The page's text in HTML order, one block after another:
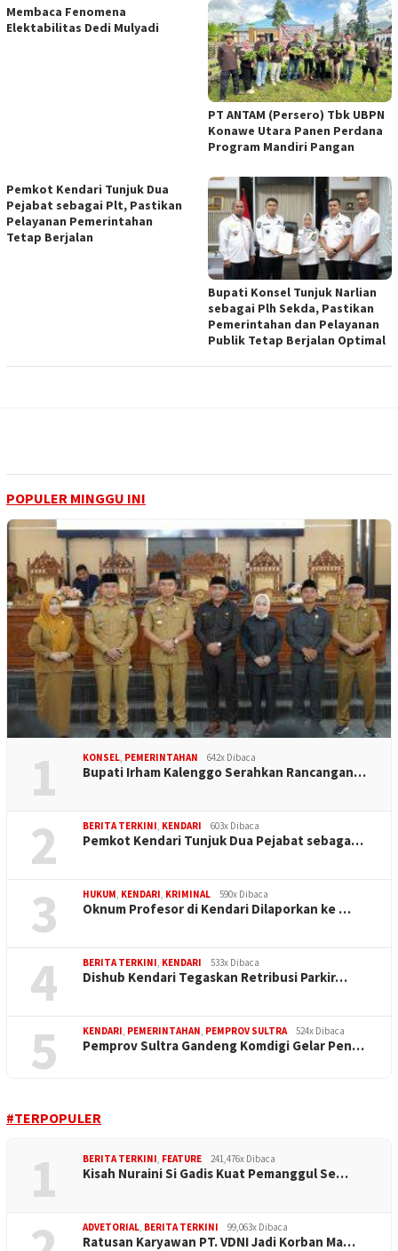
Membaca Fenomena
Elektabilitas Dedi Mulyadi
PT ANTAM (Persero) Tbk UBPN
Konawe Utara Panen Perdana
Program Mandiri Pangan
Pemkot Kendari Tunjuk Dua
Pejabat sebagai Plt, Pastikan
Pelayanan Pemerintahan
Tetap Berjalan
Bupati Konsel Tunjuk Narlian
sebagai Plh Sekda, Pastikan
Pemerintahan dan Pelayanan
Publik Tetap Berjalan Optimal
POPULER MINGGU INI
1 KONSEL PEMERINTAHAN 642x Dibaca
Bupati Irham Kalenggo Serahkan Rancangan…
2 BERITA TERKINI KENDARI 603x Dibaca
Pemkot Kendari Tunjuk Dua Pejabat sebaga…
3 HUKUM KENDARI KRIMINAL 590x Dibaca
Oknum Profesor di Kendari Dilaporkan ke …
4 BERITA TERKINI KENDARI 533x Dibaca
Dishub Kendari Tegaskan Retribusi Parkir…
5 KENDARI PEMERINTAHAN PEMPROV SULTRA 524x Dibaca
Pemprov Sultra Gandeng Komdigi Gelar Pen…
#TERPOPULER
1 BERITA TERKINI FEATURE 241,476x Dibaca
Kisah Nuraini Si Gadis Kuat Pemanggul Se…
ADVETORIAL BERITA TERKINI 99,063x Dibaca
Ratusan Karyawan PT. VDNI Jadi Korban Ma…